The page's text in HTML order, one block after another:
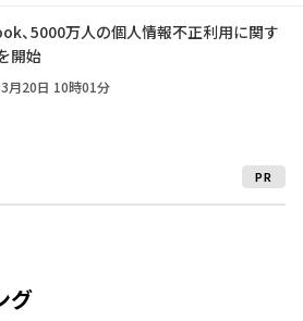
、5000万人の個人情報不正利用に関す
開始
月20日 10時01分
PR
グ